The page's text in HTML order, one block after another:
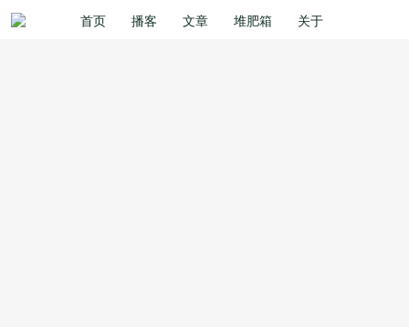
首页 播客 文章 堆肥箱 关于